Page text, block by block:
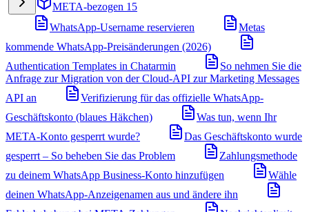
META-bezogen 15
WhatsApp-Username reservieren
Metas
kommende WhatsApp-Preisänderungen (2026)
Authentication Templates in Chatarmin
So nehmen Sie die
Anfrage zur Migration von der Cloud-API zur Marketing Messages
API an
Verifizierung für das offizielle WhatsApp-
Geschäftskonto (blaues Häkchen)
Was tun, wenn Ihr
META-Konto gesperrt wurde?
Das Geschäftskonto wurde
gesperrt – So beheben Sie das Problem
Zahlungsmethode
zu deinem WhatsApp Business-Konto hinzufügen
Wähle
deinen WhatsApp-Anzeigenamen aus und ändere ihn